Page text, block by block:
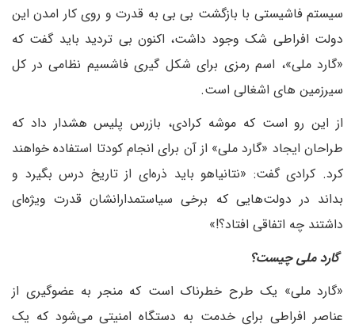
سیستم فاشیستی با بازگشت بی بی به قدرت و روی کار امدن این
دولت افراطی شک وجود داشت، اکنون بی تردید باید گفت که
«گارد ملی»، اسم رمزی برای شکل گیری فاشسیم نظامی در کل
سیرزمین های اشغالی است.
از این رو است که موشه کرادی، بازرس پلیس هشدار داد که
طراحان ایجاد «گارد ملی» از آن برای انجام کودتا استفاده خواهند
کرد. کرادی گفت: «نتانیاهو باید ذره‌ای از تاریخ درس بگیرد و
بداند در دولت‌هایی که برخی سیاستمدارانشان قدرت ویژه‌ای
داشتند چه اتفاقی افتاد؟!»
گارد ملی چیست؟
«گارد ملی» یک طرح خطرناک است که منجر به عضوگیری از
عناصر افراطی برای خدمت به دستگاه امنیتی می‌شود که یک